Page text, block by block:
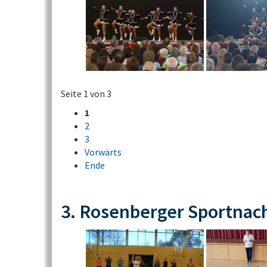
Seite 1 von 3
1
2
3
Vorwärts
Ende
3. Rosenberger